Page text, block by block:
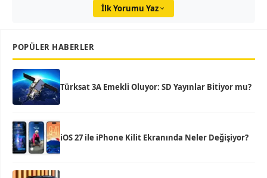
İlk Yorumu Yaz
POPÜLER HABERLER
Türksat 3A Emekli Oluyor: SD Yayınlar Bitiyor mu?
iOS 27 ile iPhone Kilit Ekranında Neler Değişiyor?